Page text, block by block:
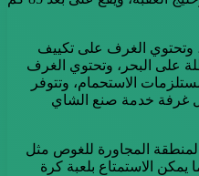
الغرف على تكييف
على البحر، وتحتوي الغرف
الاستحمام، وتتوفر
غرفة خدمة صنع الشاي
المجاورة للغوص مثل
يمكن الاستمتاع بلعبة كرة